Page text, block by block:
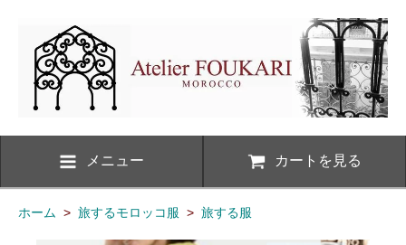
メニュー カートを見る
ホーム > 旅するモロッコ服 > 旅する服